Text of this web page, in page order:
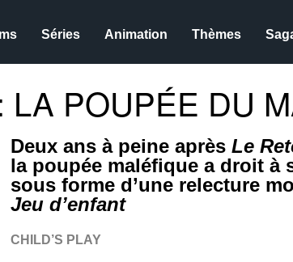
Séries Animation Thèmes
LA POUPÉE DU
Deux ans à peine après Le
la poupée maléfique a droit à
sous forme d’une relecture
Jeu d’enfant
CHILD’S PLAY